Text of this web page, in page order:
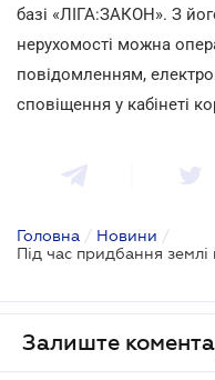
базі «ЛІГА:ЗАКОН». З
нерухомості можна
повідомленням,
сповіщення у кабінеті
Головна / Новини /
Залиште